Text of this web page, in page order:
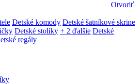
Otvoriť
Detské komody Detské šatníkové skrine
Detské stolíky + 2 ďalšie Detské
regály